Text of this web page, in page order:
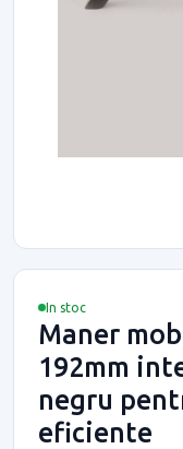
In stoc
Maner
192mm
negru
eficiente